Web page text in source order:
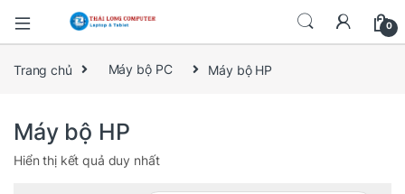
0
Trang chủ Máy bộ PC Máy bộ HP
Máy bộ HP
Hiển thị kết quả duy nhất